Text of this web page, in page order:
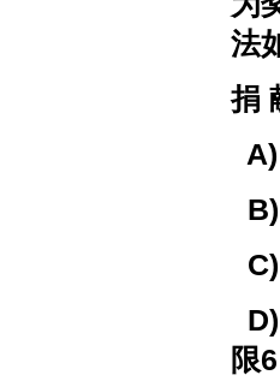
法
捐
B)
C)
限6